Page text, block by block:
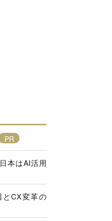
本はAI活用
CX変革の